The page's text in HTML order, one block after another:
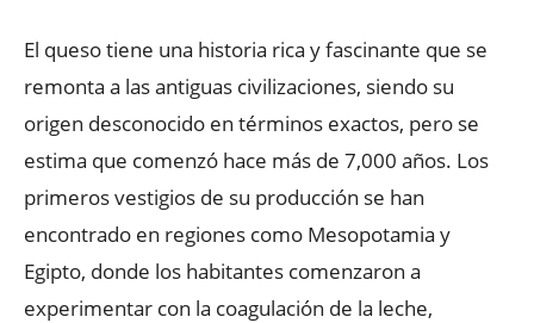
El queso tiene una historia rica y fascinante que se
remonta a las antiguas civilizaciones, siendo su
origen desconocido en términos exactos, pero se
estima que comenzó hace más de 7,000 años. Los
primeros vestigios de su producción se han
encontrado en regiones como Mesopotamia y
Egipto, donde los habitantes comenzaron a
experimentar con la coagulación de la leche,